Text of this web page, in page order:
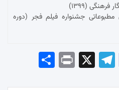
(۱۳۹۹)
جشنواره فیلم فجر (دوره
Yah
Tel
Pri